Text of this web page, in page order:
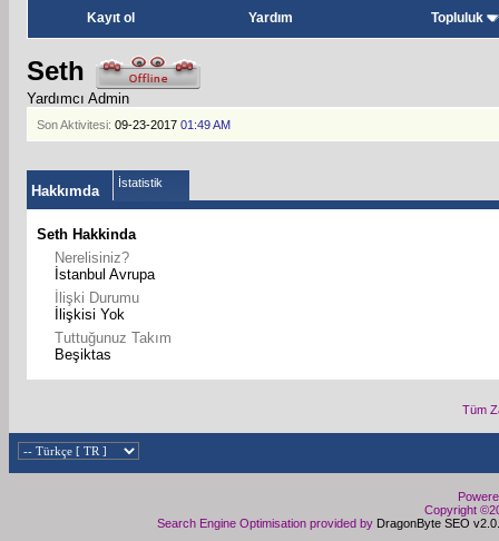
Kayıt ol Yardım Topluluk
Seth
Yardımcı Admin
Son Aktivitesi: 09-23-2017 01:49 AM
Hakkımda İstatistik
Seth Hakkinda
Nerelisiniz?
İstanbul Avrupa
İlişki Durumu
İlişkisi Yok
Tuttuğunuz Takım
Beşiktas
Tüm
Copyright
Search Engine Optimisation provided by DragonByte SEO